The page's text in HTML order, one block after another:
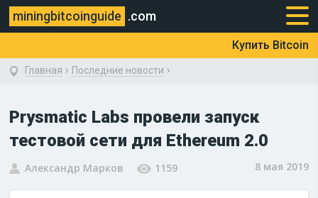
miningbitcoinguide .com
Купить Bitcoin
Главная › Последние новости ›
Prysmatic Labs провели запуск
тестовой сети для Ethereum 2.0
Александр Марков 1159 8 мая 2019